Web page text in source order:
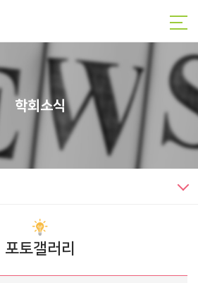
학회소식
포토갤러리